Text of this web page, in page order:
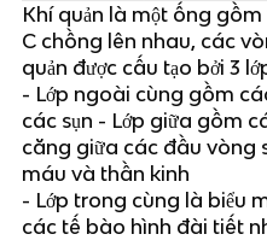
Khí quản là một ống gồm
C chồng lên nhau, các
quản được cấu tạo bởi 3
- Lớp ngoài cùng gồm
các sụn - Lớp giữa gồm
căng giữa các đầu vòng
máu và thần kinh
- Lớp trong cùng là biểu
các tế bào hình đài tiết